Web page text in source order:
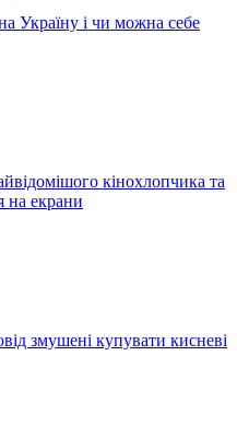
Україну і чи можна себе
кінохлопчика та
на екрани
змушені купувати кисневі